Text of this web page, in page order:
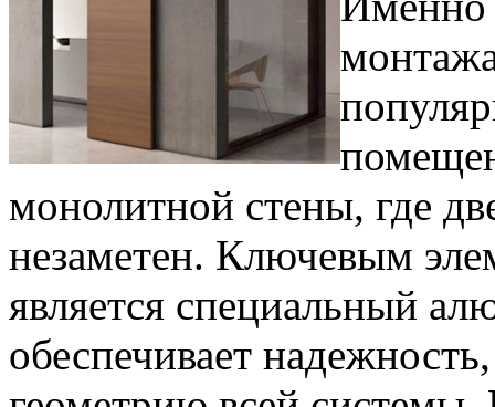
монолитной стены, где
незаметен. Ключевым
является специальный
обеспечивает